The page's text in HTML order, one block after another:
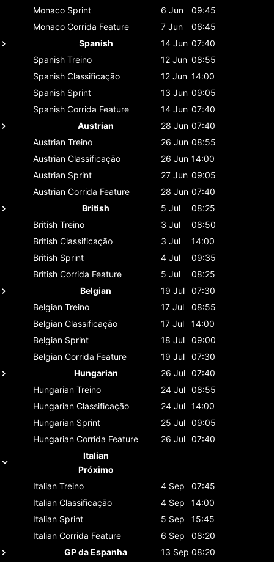
Monaco Sprint 6 Jun
09:45
Monaco Corrida Feature 7 Jun
06:45
Spanish
14 Jun 07:40
Spanish Treino 12 Jun 08:55
Spanish Classificaçāo 12 Jun 14:00
Spanish Sprint 13 Jun 09:05
Spanish Corrida Feature 14 Jun 07:40
Austrian
28 Jun 07:40
Austrian Treino 26 Jun 08:55
Austrian Classificaçāo 26 Jun 14:00
Austrian Sprint 27 Jun 09:05
Austrian Corrida Feature 28 Jun 07:40
British
5 Jul
08:25
British Treino 3 Jul
08:50
British Classificaçāo 3 Jul
14:00
British Sprint 4 Jul
09:35
British Corrida Feature 5 Jul
08:25
Belgian
19 Jul
07:30
Belgian Treino 17 Jul
08:55
Belgian Classificaçāo 17 Jul
14:00
Belgian Sprint 18 Jul
09:00
Belgian Corrida Feature 19 Jul
07:30
Hungarian
26 Jul 07:40
Hungarian Treino 24 Jul 08:55
Hungarian Classificaçāo 24 Jul 14:00
Hungarian Sprint 25 Jul 09:05
Hungarian Corrida Feature 26 Jul 07:40
Italian
Próximo
Italian Treino 4 Sep
07:45
Italian Classificaçāo 4 Sep
14:00
Italian Sprint 5 Sep
15:45
Italian Corrida Feature 6 Sep
08:20
GP da Espanha
13 Sep 08:20